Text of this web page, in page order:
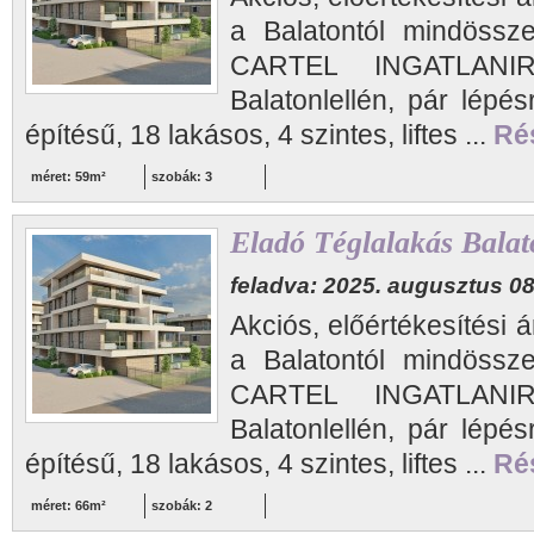
a Balatontól
CARTEL
Balatonlellén, pár
építésű, 18 lakásos, 4 szintes, liftes ...
méret: 59m² szobák: 3
Eladó Téglalakás
feladva: 2025. augusztus
Akciós, előértékesítési
a Balatontól
CARTEL
Balatonlellén, pár
építésű, 18 lakásos, 4 szintes, liftes ...
méret: 66m² szobák: 2